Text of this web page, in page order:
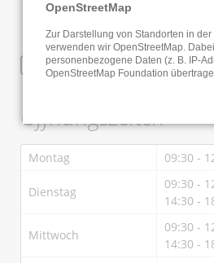
WLAN
Öffnungszeiten
Montag 09:30 -
Dienstag
09:30 -
14:30 -
Mittwoch
09:30 -
14:30 -
OpenStreetMap
Zur Darstellung von Standorten in
verwenden wir OpenStreetMap.
personenbezogene Daten (z. B. IP-
OpenStreetMap Foundation